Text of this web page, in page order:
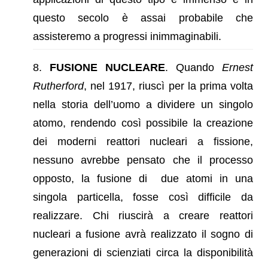
questo secolo è assai probabile che
assisteremo a progressi inimmaginabili.
FUSIONE NUCLEARE. Quando Ernest
Rutherford, nel 1917, riuscì per la prima volta
nella storia dell’uomo a dividere un singolo
atomo, rendendo così possibile la creazione
dei moderni reattori nucleari a fissione,
nessuno avrebbe pensato che il processo
opposto, la fusione di due atomi in una
singola particella, fosse così difficile da
realizzare. Chi riuscirà a creare reattori
nucleari a fusione avrà realizzato il sogno di
generazioni di scienziati circa la disponibilità